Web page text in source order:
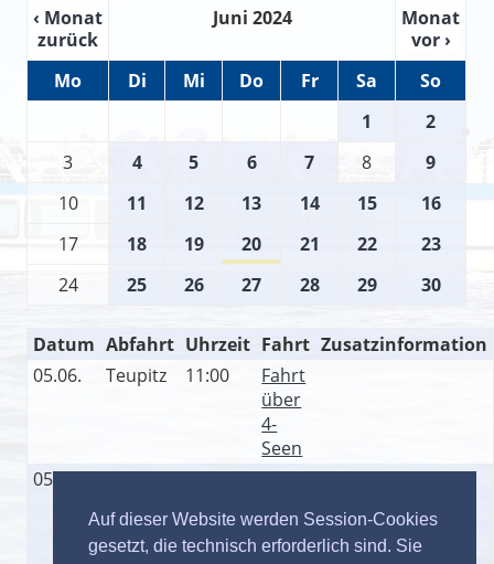
Auf dieser Website werden Session-Cookies
gesetzt, die technisch erforderlich sind. Sie
‹ Monat
zurück
Juni 2024
Monat
vor ›
Mo
Di Mi Do Fr Sa
So
1
2
3
4 5 6 7 8
9
10
11 12 13 14 15
16
17
18 19 20 21 22
23
24
25 26 27 28 29 30
Datum Abfahrt Uhrzeit Fahrt Zusatzinformation
05.06.
Teupitz 11:00
Fahrt
über
4-
Seen
05.06.
Teupitz 14:00
Fahrt
7-
Seen